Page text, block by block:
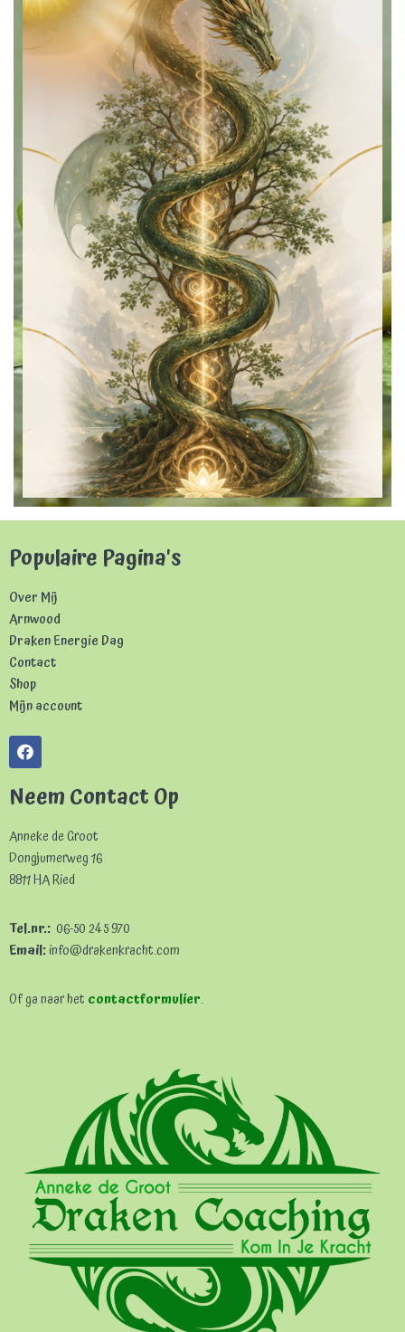
Populaire Pagina's
Over Mij
Arnwood
Draken Energie Dag
Contact
Shop
Mijn account
Neem Contact Op
Anneke de Groot
Dongjumerweg 16
8811 HA Ried
Tel.nr.: 06-50 245 970
Email:info@drakenkracht.com
Of ga naar het contactformulier.